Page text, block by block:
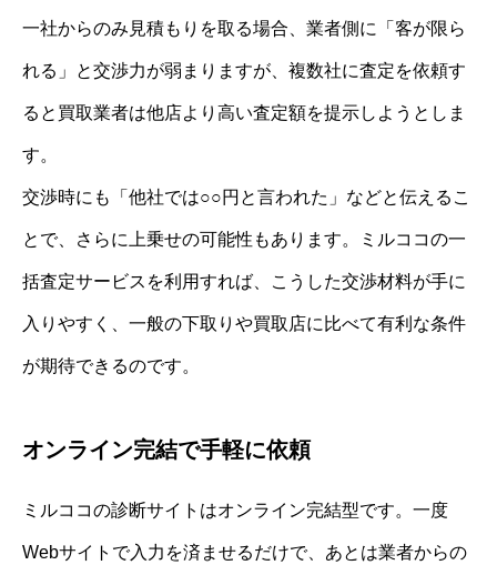
一社からのみ見積もりを取る場合、業者側に「客が限ら
れる」と交渉力が弱まりますが、複数社に査定を依頼す
ると買取業者は他店より高い査定額を提示しようとしま
す。
交渉時にも「他社では○○円と言われた」などと伝えるこ
とで、さらに上乗せの可能性もあります。ミルココの一
括査定サービスを利用すれば、こうした交渉材料が手に
入りやすく、一般の下取りや買取店に比べて有利な条件
が期待できるのです。
オンライン完結で手軽に依頼
ミルココの診断サイトはオンライン完結型です。一度
Webサイトで入力を済ませるだけで、あとは業者からの